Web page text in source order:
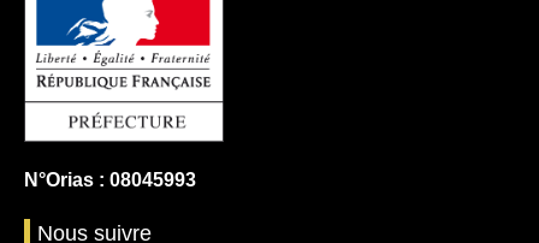
N°Orias : 08045993
Nous suivre